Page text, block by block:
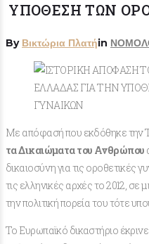
ΥΠΟΘΕΣΗ ΤΩΝ
By Βικτώρια Πλατήin
Με απόφασή που εκδόθηκε την
τα Δικαιώματα του Ανθρώπου
δικαιοσύνη για τις οροθετικές
τις ελληνικές αρχές το 2012, σε
την πολιτική πορεία του τότε
Το Ευρωπαϊκό δικαστήριο